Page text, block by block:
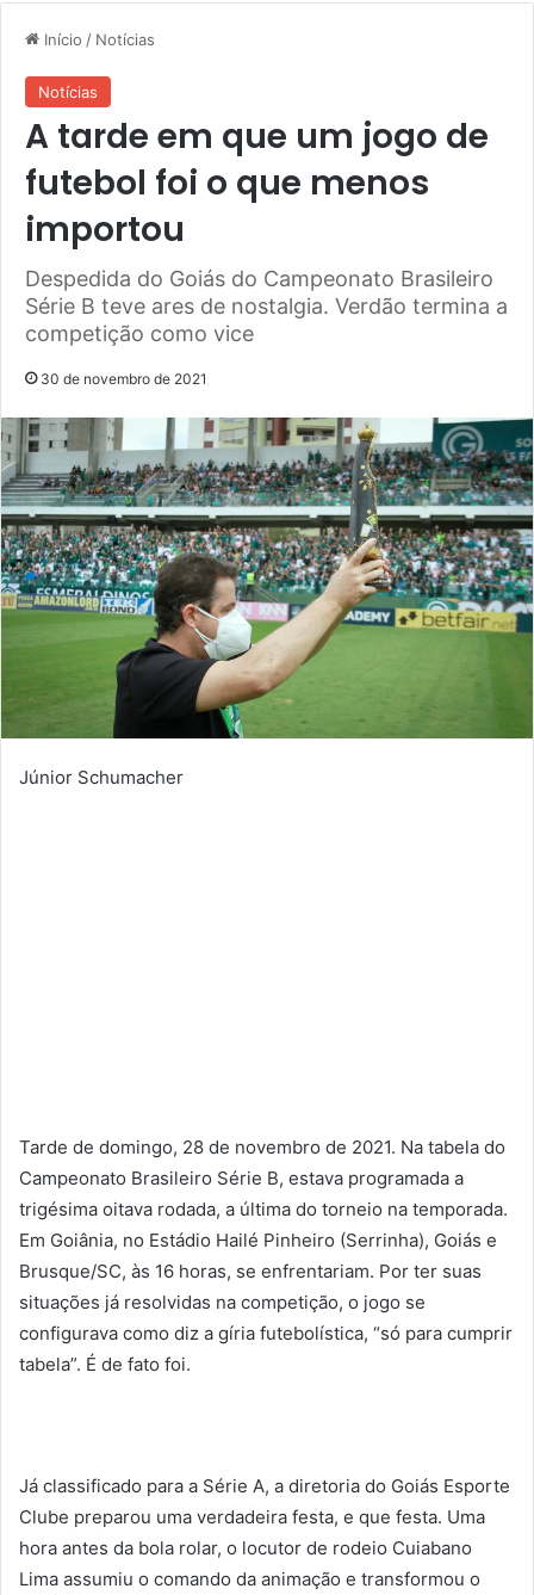
Início / Notícias
Notícias
A tarde em que um jogo de
futebol foi o que menos
importou
Despedida do Goiás do Campeonato Brasileiro
Série B teve ares de nostalgia. Verdão termina a
competição como vice
30 de novembro de 2021
Júnior Schumacher
Tarde de domingo, 28 de novembro de 2021. Na tabela do
Campeonato Brasileiro Série B, estava programada a
trigésima oitava rodada, a última do torneio na temporada.
Em Goiânia, no Estádio Hailé Pinheiro (Serrinha), Goiás e
Brusque/SC, às 16 horas, se enfrentariam. Por ter suas
situações já resolvidas na competição, o jogo se
configurava como diz a gíria futebolística, “só para cumprir
tabela”. É de fato foi.
Já classificado para a Série A, a diretoria do Goiás Esporte
Clube preparou uma verdadeira festa, e que festa. Uma
hora antes da bola rolar, o locutor de rodeio Cuiabano
Lima assumiu o comando da animação e transformou o